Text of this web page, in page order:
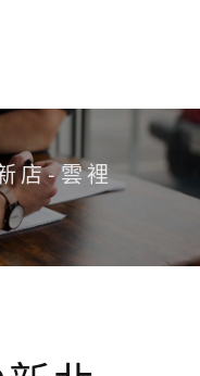
店-雲裡